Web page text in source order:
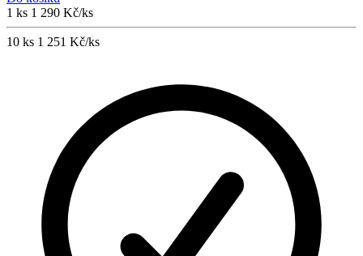
1 ks 1 290 Kč/ks
10 ks 1 251 Kč/ks